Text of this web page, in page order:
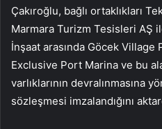
Çakıroğlu, bağlı ortaklıkları
Marmara Turizm Tesisleri AŞ
İnşaat arasında Göcek Village
Exclusive Port Marina ve bu
varlıklarının devralınmasına
sözleşmesi imzalandığını